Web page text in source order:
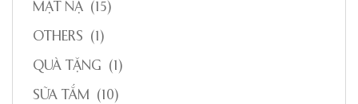
MẶT NẠ (15)
OTHERS (1)
QUÀ TẶNG (1)
SỮA TẮM (10)